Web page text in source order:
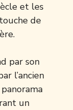
et les
de
par son
l’ancien
un